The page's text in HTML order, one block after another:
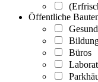
Öffentliche
Büros